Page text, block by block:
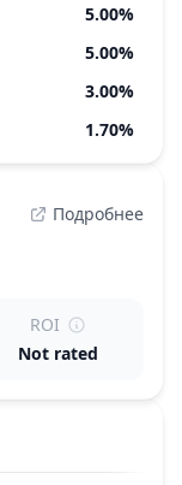
5.00%
5.00%
3.00%
1.70%
Подробнее
ROI
Not rated